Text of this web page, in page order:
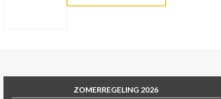
ZOMERREGELING 2026